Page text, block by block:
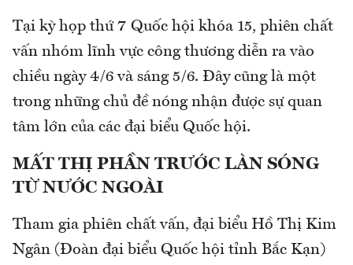
Tại kỳ họp thứ 7 Quốc hội khóa 15, phiên chất
vấn nhóm lĩnh vực công thương diễn ra vào
chiều ngày 4/6 và sáng 5/6. Đây cũng là một
trong những chủ đề nóng nhận được sự quan
tâm lớn của các đại biểu Quốc hội.
MẤT THỊ PHẦN TRƯỚC LÀN SÓNG
TỪ NƯỚC NGOÀI
Tham gia phiên chất vấn, đại biểu Hồ Thị Kim
Ngân (Đoàn đại biểu Quốc hội tỉnh Bắc Kạn)